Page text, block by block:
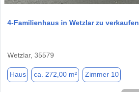
4-Familienhaus in Wetzlar zu verkaufen
Wetzlar, 35579
Haus ca. 272,00 m² Zimmer 10